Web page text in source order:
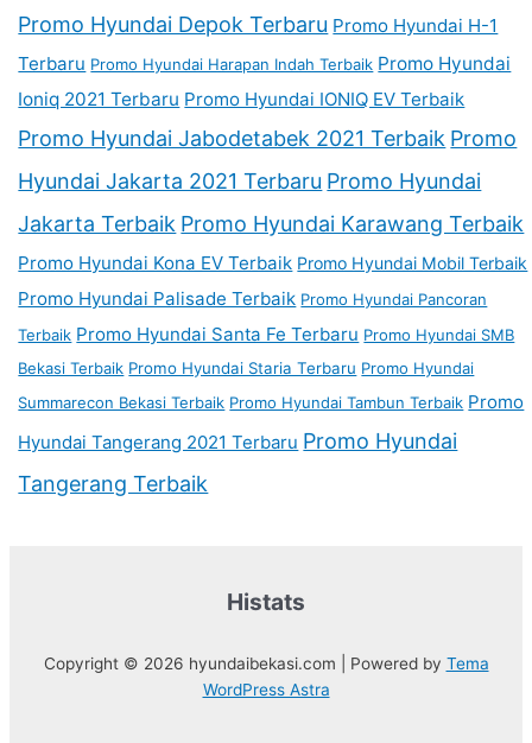
Promo Hyundai Depok Terbaru Promo Hyundai H-1
Terbaru Promo Hyundai Harapan Indah Terbaik Promo Hyundai
Ioniq 2021 Terbaru Promo Hyundai IONIQ EV Terbaik
Promo Hyundai Jabodetabek 2021 Terbaik Promo
Hyundai Jakarta 2021 Terbaru Promo Hyundai
Jakarta Terbaik Promo Hyundai Karawang Terbaik
Promo Hyundai Kona EV Terbaik Promo Hyundai Mobil Terbaik
Promo Hyundai Palisade Terbaik Promo Hyundai Pancoran
Terbaik Promo Hyundai Santa Fe Terbaru Promo Hyundai SMB
Bekasi Terbaik Promo Hyundai Staria Terbaru Promo Hyundai
Summarecon Bekasi Terbaik Promo Hyundai Tambun Terbaik Promo
Hyundai Tangerang 2021 Terbaru Promo Hyundai
Tangerang Terbaik
Histats
Copyright © 2026 hyundaibekasi.com | Powered by Tema
WordPress Astra